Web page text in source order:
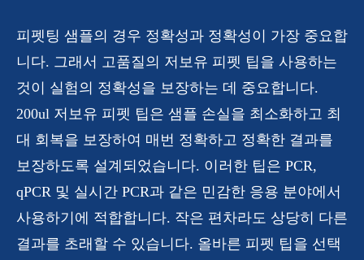
피펫팅 샘플의 경우 정확성과 정확성이 가장 중요합
니다. 그래서 고품질의 저보유 피펫 팁을 사용하는
것이 실험의 정확성을 보장하는 데 중요합니다.
200ul 저보유 피펫 팁은 샘플 손실을 최소화하고 최
대 회복을 보장하여 매번 정확하고 정확한 결과를
보장하도록 설계되었습니다. 이러한 팁은 PCR,
qPCR 및 실시간 PCR과 같은 민감한 응용 분야에서
사용하기에 적합합니다. 작은 편차라도 상당히 다른
결과를 초래할 수 있습니다. 올바른 피펫 팁을 선택